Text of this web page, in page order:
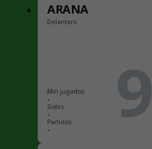
ARANA
Delantero
Min jugados
-
Goles
-
Partidos
-
9